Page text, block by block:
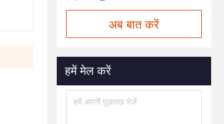
अब बात करें
हमें मेल करें